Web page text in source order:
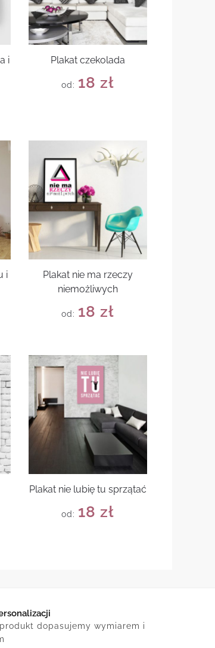
i
Plakat czekolada
od: 18zł
i
Plakat nie ma rzeczy
niemożliwych
od: 18zł
Plakat nie lubię tu sprzątać
od: 18zł
dopasujemy wymiarem i